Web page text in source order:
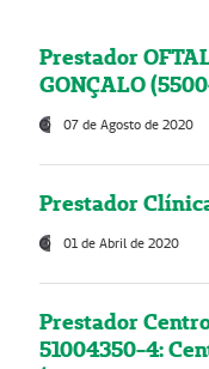
Prestador
GONÇALO
07 de Agosto de 2020
Prestador
01 de Abril de 2020
Prestador
51004350-4: